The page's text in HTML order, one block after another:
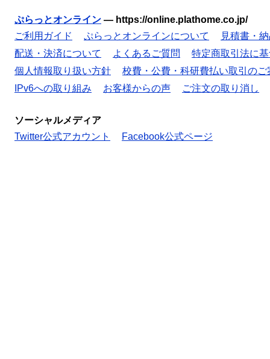
ぷらっとオンライン — https://online.plathome.co.jp/
ご利用ガイド
ぷらっとオンラインについて
見積書・
配送・決済について
よくあるご質問
特定商取引法に
個人情報取り扱い方針
校費・公費・科研費払い取引のご
IPv6への取り組み
お客様からの声 ご注文の取り消し
ソーシャルメディア
Twitter公式アカウント
Facebook公式ページ